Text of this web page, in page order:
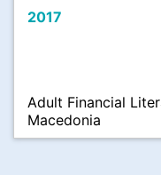
2017
Adult Financial
Macedonia